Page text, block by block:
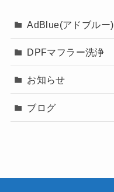
AdBlue(アドブルー)
DPFマフラー洗浄
お知らせ
ブログ